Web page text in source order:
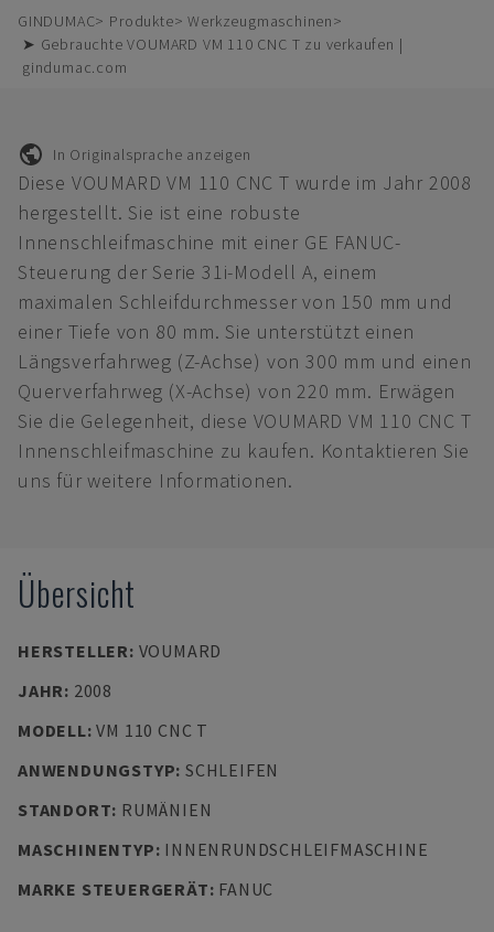
GINDUMAC Produkte
Werkzeugmaschinen
➤ Gebrauchte VOUMARD VM 110 CNC T zu verkaufen |
gindumac.com
In Originalsprache anzeigen
Diese VOUMARD VM 110 CNC T wurde im Jahr 2008
hergestellt. Sie ist eine robuste
Innenschleifmaschine mit einer GE FANUC-
Steuerung der Serie 31i-Modell A, einem
maximalen Schleifdurchmesser von 150 mm und
einer Tiefe von 80 mm. Sie unterstützt einen
Längsverfahrweg (Z-Achse) von 300 mm und einen
Querverfahrweg (X-Achse) von 220 mm. Erwägen
Sie die Gelegenheit, diese VOUMARD VM 110 CNC T
Innenschleifmaschine zu kaufen. Kontaktieren Sie
uns für weitere Informationen.
Übersicht
HERSTELLER: VOUMARD
JAHR: 2008
MODELL:VM 110 CNC T
ANWENDUNGSTYP: SCHLEIFEN
STANDORT: RUMÄNIEN
MASCHINENTYP: INNENRUNDSCHLEIFMASCHINE
MARKE STEUERGERÄT: FANUC